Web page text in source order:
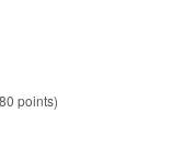
points)